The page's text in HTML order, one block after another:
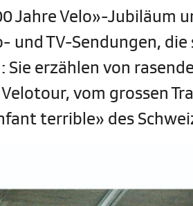
Jahre Velo»-Jubiläum
und TV-Sendungen,
Sie erzählen von
vom grossen
terrible» des